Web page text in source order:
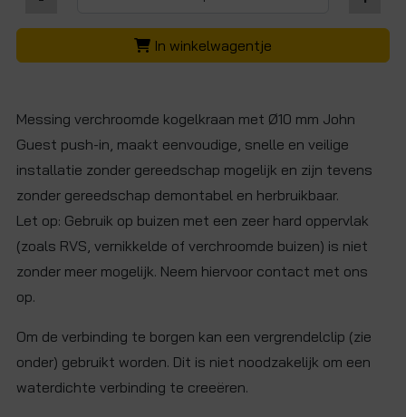
In winkelwagentje
Messing verchroomde kogelkraan met Ø10 mm John
Guest push-in, maakt eenvoudige, snelle en veilige
installatie zonder gereedschap mogelijk en zijn tevens
zonder gereedschap demontabel en herbruikbaar.
Let op: Gebruik op buizen met een zeer hard oppervlak
(zoals RVS, vernikkelde of verchroomde buizen) is niet
zonder meer mogelijk. Neem hiervoor contact met ons
op.
Om de verbinding te borgen kan een vergrendelclip (zie
onder) gebruikt worden. Dit is niet noodzakelijk om een
waterdichte verbinding te creeëren.